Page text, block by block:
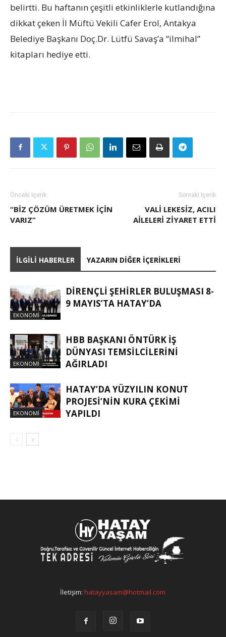
belirtti. Bu haftanın çeşitli etkinliklerle kutlandığına
dikkat çeken İl Müftü Vekili Cafer Erol, Antakya
Belediye Başkanı Doç.Dr. Lütfü Savaş’a “ilmihal”
kitapları hediye etti.
Önceki İçerik
“BIZ ÇÖZÜM ÜRETMEK IÇIN
VARIZ”
Sonraki İçerik
VALI LEKESIZ, ACILI
AILELERI ZIYARET ETTI
İLGILI HABERLER YAZARIN DIĞER İÇERIKLERI
EKONOMI
DİRENÇLİ ŞEHİRLER BULUŞMASI 8-
9 MAYIS’TA HATAY’DA
EKONOMI
HBB BAŞKANI ÖNTÜRK İŞ
DÜNYASI TEMSİLCİLERİNİ
AĞIRLADI
EKONOMI
HATAY’DA YÜZYILIN KONUT
PROJESİ’NİN KURA ÇEKİMİ
YAPILDI
İletişim:hatayyasam@hotmail.com